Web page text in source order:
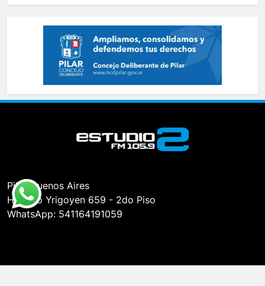
Pilar, Buenos Aires
Hipólito Yrigoyen 659 - 2do Piso
WhatsApp: 541164191059